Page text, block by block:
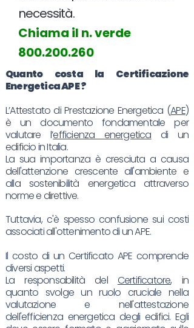
necessità.
Chiama il n. verde
800.200.260
Quanto costa la Certificazione
EnergeticaAPE?
L’Attestato di Prestazione Energetica (APE)
è un documento fondamentale per
valutare l’efficienza energetica di un
edificio in Italia.
La sua importanza è cresciuta a causa
dell'attenzione crescente all'ambiente e
alla sostenibilità energetica attraverso
norme e direttive.
Tuttavia, c'è spesso confusione sui costi
associati all'ottenimento di un APE.
Il costo di un Certificato APE comprende
diversi aspetti.
La responsabilità del Certificatore, in
quanto svolge un ruolo cruciale nella
valutazione e nell'attestazione
dell'efficienza energetica degli edifici. Egli